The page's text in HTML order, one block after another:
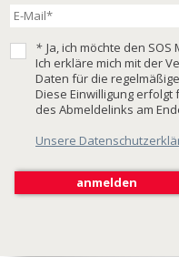
* Ja, ich möchte den
Ich erkläre mich mit der
Daten für die
Diese Einwilligung
des Abmeldelinks am
Unsere